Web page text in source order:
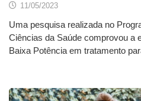
11/05/2023
Uma pesquisa realizada no
Ciências da Saúde comprovou a
Baixa Potência em tratamento